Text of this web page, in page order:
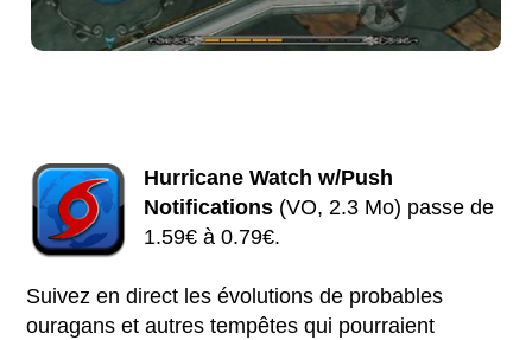
Hurricane Watch w/Push
Notifications (VO, 2.3 Mo) passe de
1.59€ à 0.79€.
Suivez en direct les évolutions de probables
ouragans et autres tempêtes qui pourraient